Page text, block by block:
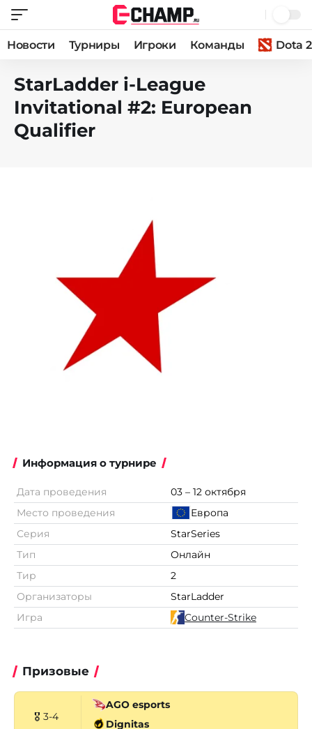
Новости Турниры Игроки Команды Dota 2
StarLadder i-League
Invitational #2: European
Qualifier
Информация о турнире
Дата проведения
03 – 12 октября
Место проведения
Европа
Серия
StarSeries
Тип
Онлайн
Тир
2
Организаторы
StarLadder
Игра
Counter-Strike
Призовые
🎖 3-4
AGO esports
Dignitas